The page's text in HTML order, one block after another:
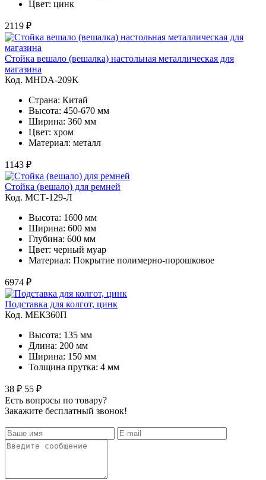
Цвет: цинк
2119 ₽
Стойка вешало (вешалка) настольная металлическая для
магазина
Код. MHDA-209K
Страна: Китай
Высота: 450-670 мм
Ширина: 360 мм
Цвет: хром
Материал: металл
1143 ₽
Стойка (вешало) для ремней
Код. MСТ-129-Л
Высота: 1600 мм
Ширина: 600 мм
Глубина: 600 мм
Цвет: черный муар
Материал: Покрытие полимерно-порошковое
6974 ₽
Подставка для колгот, цинк
Код. MЕК360П
Высота: 135 мм
Длина: 200 мм
Ширина: 150 мм
Толщина прутка: 4 мм
38 ₽ 55 ₽
Есть вопросы по товару?
Закажите бесплатный звонок!